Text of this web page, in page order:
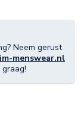
Neem gerust
menswear.nl